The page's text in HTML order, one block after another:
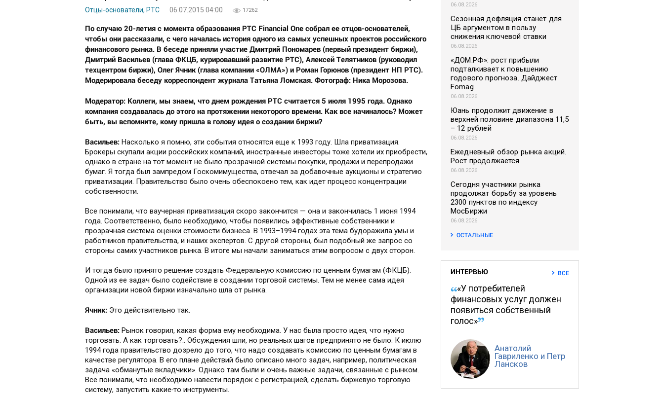
Отцы-основатели, РТС 06.07.2015 04:00 17262
По случаю 20-летия с момента образования РТС Financial One собрал ее отцов-основателей,
чтобы они рассказали, с чего началась история одного из самых успешных проектов российского
финансового рынка. В беседе приняли участие Дмитрий Пономарев (первый президент биржи),
Дмитрий Васильев (глава ФКЦБ, курировавший развитие РТС), Алексей Телятников (руководил
техцентром биржи), Олег Ячник (глава компании «ОЛМА») и Роман Горюнов (президент НП РТС).
Модерировала беседу корреспондент журнала Татьяна Ломская. Фотограф: Ника Морозова.
Модератор: Коллеги, мы знаем, что днем рождения РТС считается 5 июля 1995 года. Однако
компания создавалась до этого на протяжении некоторого времени. Как все начиналось? Может
быть, вы вспомните, кому пришла в голову идея о создании биржи?
Васильев: Насколько я помню, эти события относятся еще к 1993 году. Шла приватизация.
Брокеры скупали акции российских компаний, иностранные инвесторы тоже хотели их приобрести,
однако в стране на тот момент не было прозрачной системы покупки, продажи и перепродажи
бумаг. Я тогда был зампредом Госкомимущества, отвечал за добавочные аукционы и стратегию
приватизации. Правительство было очень обеспокоено тем, как идет процесс концентрации
собственности.
Все понимали, что ваучерная приватизация скоро закончится — она и закончилась 1 июня 1994
года. Соответственно, было необходимо, чтобы появились эффективные собственники и
прозрачная система оценки стоимости бизнеса. В 1993–1994 годах эта тема будоражила умы и
работников правительства, и наших экспертов. С другой стороны, был подобный же запрос со
стороны самих участников рынка. В итоге мы начали заниматься этим вопросом с двух сторон.
И тогда было принято решение создать Федеральную комиссию по ценным бумагам (ФКЦБ).
Одной из ее задач было содействие в создании торговой системы. Тем не менее сама идея
организации новой биржи изначально шла от рынка.
Ячник: Это действительно так.
Васильев: Рынок говорил, какая форма ему необходима. У нас была просто идея, что нужно
торговать. А как торговать?.. Обсуждения шли, но реальных шагов предпринято не было. К июлю
1994 года правительство дозрело до того, что надо создавать комиссию по ценным бумагам в
качестве регулятора. В его плане действий было описано много задач, например, политическая
задача «обманутые вкладчики». Однако там были и очень важные задачи, связанные с рынком.
Все понимали, что необходимо навести порядок с регистрацией, сделать биржевую торговую
систему, запустить какие‑то инструменты.
06.08.2026
Сезонная дефляция станет для
ЦБ аргументом в пользу
снижения ключевой ставки
06.08.2026
«ДОМ.РФ»: рост прибыли
подталкивает к повышению
годового прогноза. Дайджест
Fomag
06.08.2026
Юань продолжит движение в
верхней половине диапазона 11,5
– 12 рублей
06.08.2026
Ежедневный обзор рынка акций.
Рост продолжается
06.08.2026
Сегодня участники рынка
продолжат борьбу за уровень
2300 пунктов по индексу
МосБиржи
06.08.2026
ОСТАЛЬНЫЕ
ИНТЕРВЬЮ ВСЕ
«У потребителей
финансовых услуг должен
появиться собственный
голос»
Анатолий
Гавриленко и Петр
Лансков